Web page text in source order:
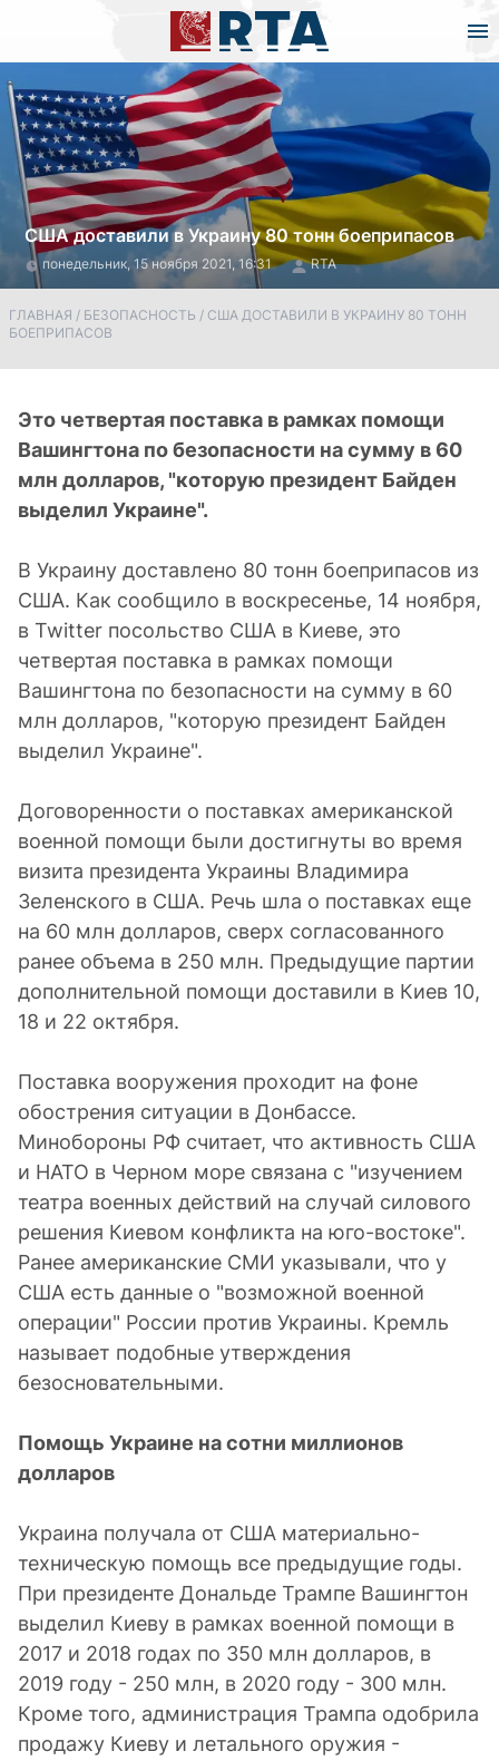
США доставили в Украину 80 тонн боеприпасов
понедельник, 15 ноября 2021, 16:31 RTA
ГЛАВНАЯ / БЕЗОПАСНОСТЬ / США ДОСТАВИЛИ В УКРАИНУ 80 ТОНН
БОЕПРИПАСОВ
Это четвертая поставка в рамках помощи
Вашингтона по безопасности на сумму в 60
млн долларов, "которую президент Байден
выделил Украине".
В Украину доставлено 80 тонн боеприпасов из
США. Как сообщило в воскресенье, 14 ноября,
в Twitter посольство США в Киеве, это
четвертая поставка в рамках помощи
Вашингтона по безопасности на сумму в 60
млн долларов, "которую президент Байден
выделил Украине".
Договоренности о поставках американской
военной помощи были достигнуты во время
визита президента Украины Владимира
Зеленского в США. Речь шла о поставках еще
на 60 млн долларов, сверх согласованного
ранее объема в 250 млн. Предыдущие партии
дополнительной помощи доставили в Киев 10,
18 и 22 октября.
Поставка вооружения проходит на фоне
обострения ситуации в Донбассе.
Минобороны РФ считает, что активность США
и НАТО в Черном море связана с "изучением
театра военных действий на случай силового
решения Киевом конфликта на юго-востоке".
Ранее американские СМИ указывали, что у
США есть данные о "возможной военной
операции" России против Украины. Кремль
называет подобные утверждения
безосновательными.
Помощь Украине на сотни миллионов
долларов
Украина получала от США материально-
техническую помощь все предыдущие годы.
При президенте Дональде Трампе Вашингтон
выделил Киеву в рамках военной помощи в
2017 и 2018 годах по 350 млн долларов, в
2019 году - 250 млн, в 2020 году - 300 млн.
Кроме того, администрация Трампа одобрила
продажу Киеву и летального оружия -